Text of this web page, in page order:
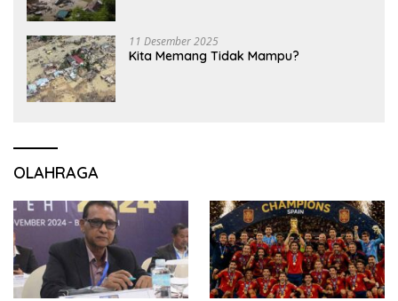
11 Desember 2025
Kita Memang Tidak Mampu?
OLAHRAGA